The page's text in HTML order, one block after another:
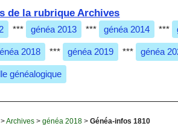
de la rubrique Archives
*** généa 2013 *** généa 2014 ***
2018 *** généa 2019 *** généa
généalogique
Archives> généa 2018> Généa-infos 1810